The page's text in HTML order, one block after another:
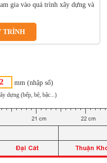
gia vào quá trình xây dựng và
TRÌNH
mm (nhập số)
dựng (bếp, bệ, bậc...)